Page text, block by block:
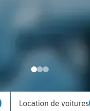
Location de voitures